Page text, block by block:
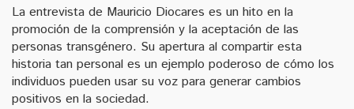
La entrevista de Mauricio Diocares es un hito en la
promoción de la comprensión y la aceptación de las
personas transgénero. Su apertura al compartir esta
historia tan personal es un ejemplo poderoso de cómo los
individuos pueden usar su voz para generar cambios
positivos en la sociedad.